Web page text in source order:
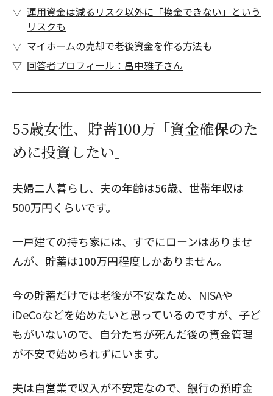
運用資金は減るリスク以外に「換金できない」という
リスクも
マイホームの売却で老後資金を作る方法も
回答者プロフィール：畠中雅子さん
55歳女性、貯蓄100万「資金確保のた
めに投資したい」
夫婦二人暮らし、夫の年齢は56歳、世帯年収は
500万円くらいです。
一戸建ての持ち家には、すでにローンはありませ
んが、貯蓄は100万円程度しかありません。
今の貯蓄だけでは老後が不安なため、NISAや
iDeCoなどを始めたいと思っているのですが、子ど
もがいないので、自分たちが死んだ後の資金管理
が不安で始められずにいます。
夫は自営業で収入が不安定なので、銀行の預貯金